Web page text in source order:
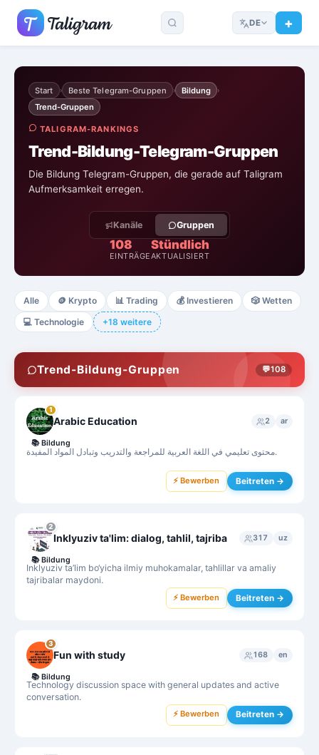
DE
Start › Beste Telegram-Gruppen › Bildung ›
Trend-Gruppen
TALIGRAM-RANKINGS
Trend-Bildung-Telegram-Gruppen
Die Bildung Telegram-Gruppen, die gerade auf Taligram
Aufmerksamkeit erregen.
Kanäle Gruppen
108
EINTRÄGE
Stündlich
AKTUALISIERT
Alle 🪙 Krypto 📊 Trading 💰 Investieren 🎲 Wetten
💻 Technologie +18 weitere
Trend-Bildung-Gruppen 💬108
1
Arabic Education 2 ar
محتوى تعليمي في اللغة العربية للمراجعة والتدريب وتبادل المواد المفيدة.
📚 Bildung
⚡ Bewerben Beitreten →
2
Inklyuziv ta'lim: dialog, tahlil, tajriba 317 uz
Inklyuziv ta’lim bo‘yicha ilmiy muhokamalar, tahlillar va amaliy
tajribalar maydoni.
📚 Bildung
⚡ Bewerben Beitreten →
3
Fun with study 168 en
Technology discussion space with general updates and active
conversation.
📚 Bildung
⚡ Bewerben Beitreten →